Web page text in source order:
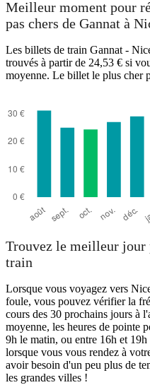
Meilleur moment pour
pas chers de Gannat à
Les billets de train Gannat -
trouvés à partir de 24,53 € si
moyenne. Le billet le plus cher
Trouvez le meilleur jour
train
Lorsque vous voyagez vers
foule, vous pouvez vérifier la
cours des 30 prochains jours à
moyenne, les heures de pointe
9h le matin, ou entre 16h et
lorsque vous vous rendez à
avoir besoin d'un peu plus de
les grandes villes !